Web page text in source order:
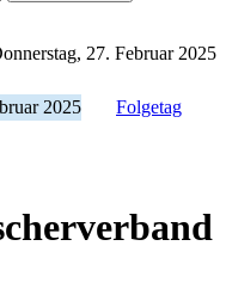
27. Februar 2025
2025 Folgetag